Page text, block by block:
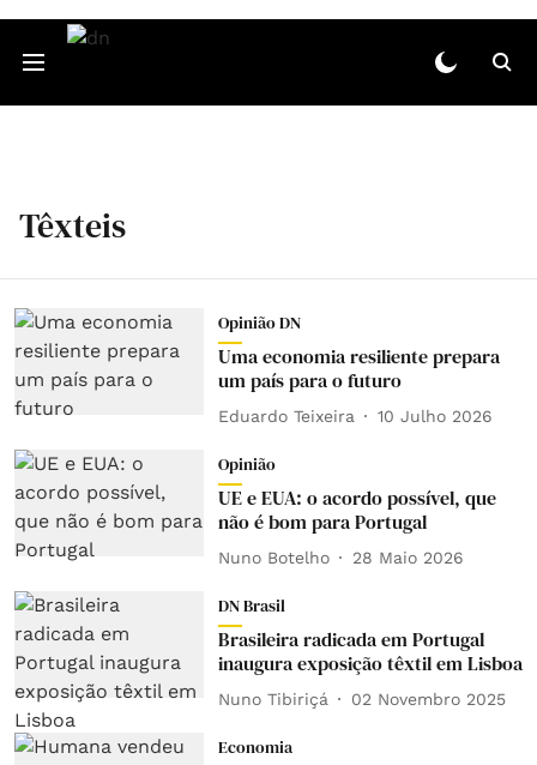
Têxteis
Opinião DN
Uma economia resiliente prepara
um país para o futuro
Eduardo Teixeira 10 Julho 2026
Opinião
UE e EUA: o acordo possível, que
não é bom para Portugal
Nuno Botelho 28 Maio 2026
DN Brasil
Brasileira radicada em Portugal
inaugura exposição têxtil em Lisboa
Nuno Tibiriçá 02 Novembro 2025
Economia